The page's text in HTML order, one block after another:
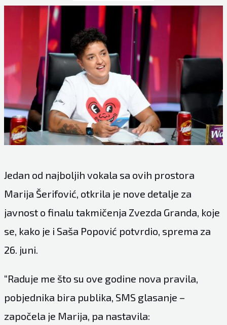
Jedan od najboljih vokala sa ovih prostora
Marija Šerifović, otkrila je nove detalje za
javnost o finalu takmičenja Zvezda Granda, koje
se, kako je i Saša Popović potvrdio, sprema za
26. juni.
“Raduje me što su ove godine nova pravila,
pobjednika bira publika, SMS glasanje –
započela je Marija, pa nastavila: